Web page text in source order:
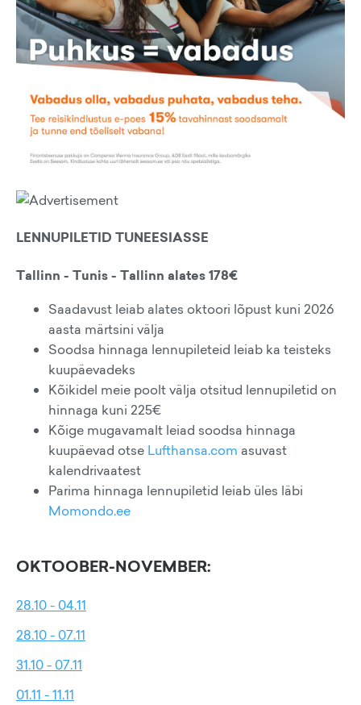
LENNUPILETID TUNEESIASSE
Tallinn - Tunis - Tallinn alates 178€
Saadavust leiab alates oktoori lõpust kuni 2026
aasta märtsini välja
Soodsa hinnaga lennupileteid leiab ka teisteks
kuupäevadeks
Kõikidel meie poolt välja otsitud lennupiletid on
hinnaga kuni 225€
Kõige mugavamalt leiad soodsa hinnaga
kuupäevad otse Lufthansa.com asuvast
kalendrivaatest
Parima hinnaga lennupiletid leiab üles läbi
Momondo.ee
OKTOOBER-NOVEMBER:
28.10 - 04.11
28.10 - 07.11
31.10 - 07.11
01.11 - 11.11